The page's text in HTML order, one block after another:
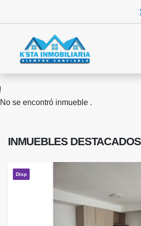
No se encontró inmueble .
INMUEBLES DESTACADOS
Disp